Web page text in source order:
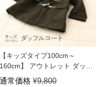
【キッズタイプ100cm～
160cm】 アウトレット ダッフ
ルコート ジャケット
通常価格 ¥9,800